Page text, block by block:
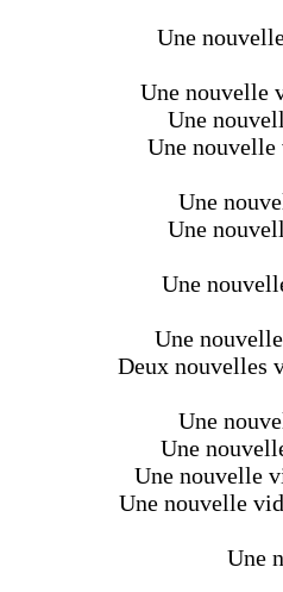
Une
Une nouvelle
Une
Une nouvelle
Une
Une
Une
Une
Deux nouvelles
Une
Une
Une nouvelle
Une nouvelle
Une